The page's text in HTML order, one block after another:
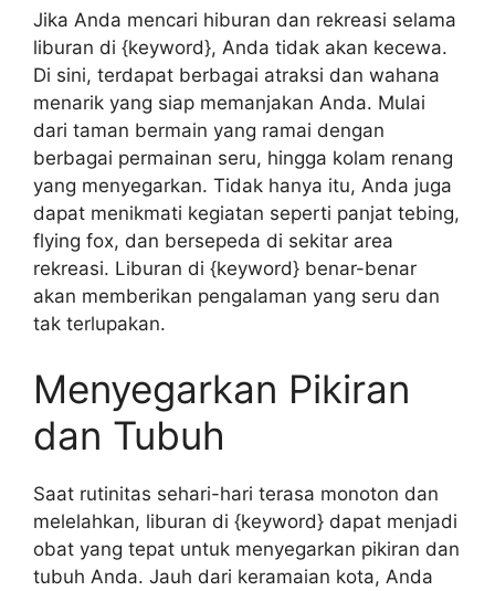
Jika Anda mencari hiburan dan rekreasi selama
liburan di {keyword}, Anda tidak akan kecewa.
Di sini, terdapat berbagai atraksi dan wahana
menarik yang siap memanjakan Anda. Mulai
dari taman bermain yang ramai dengan
berbagai permainan seru, hingga kolam renang
yang menyegarkan. Tidak hanya itu, Anda juga
dapat menikmati kegiatan seperti panjat tebing,
flying fox, dan bersepeda di sekitar area
rekreasi. Liburan di {keyword} benar-benar
akan memberikan pengalaman yang seru dan
tak terlupakan.
Menyegarkan Pikiran
dan Tubuh
Saat rutinitas sehari-hari terasa monoton dan
melelahkan, liburan di {keyword} dapat menjadi
obat yang tepat untuk menyegarkan pikiran dan
tubuh Anda. Jauh dari keramaian kota, Anda